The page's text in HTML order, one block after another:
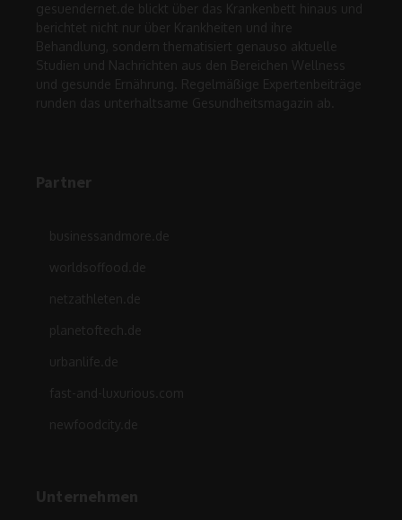
gesuendernet.de blickt über das Krankenbett hinaus und
berichtet nicht nur über Krankheiten und ihre
Behandlung, sondern thematisiert genauso aktuelle
Studien und Nachrichten aus den Bereichen Wellness
und gesunde Ernährung. Regelmäßige Expertenbeiträge
runden das unterhaltsame Gesundheitsmagazin ab.
Partner
businessandmore.de
worldsoffood.de
netzathleten.de
planetoftech.de
urbanlife.de
fast-and-luxurious.com
newfoodcity.de
Unternehmen